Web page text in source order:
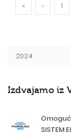
« ‹ 1
Izdvajamo iz
SISTEM